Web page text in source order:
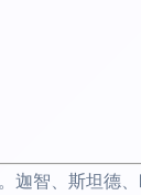
智、斯坦德